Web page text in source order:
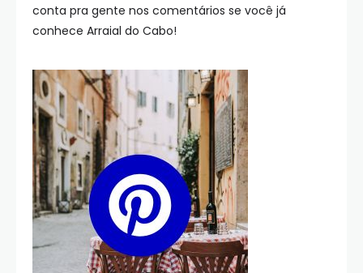
conta pra gente nos comentários se você já
conhece Arraial do Cabo!